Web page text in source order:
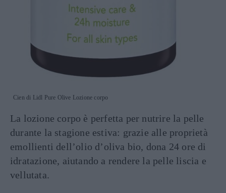
Cien di Lidl Pure Olive Lozione corpo
La lozione corpo è perfetta per nutrire la pelle
durante la stagione estiva: grazie alle proprietà
emollienti dell’olio d’oliva bio, dona 24 ore di
idratazione, aiutando a rendere la pelle liscia e
vellutata.